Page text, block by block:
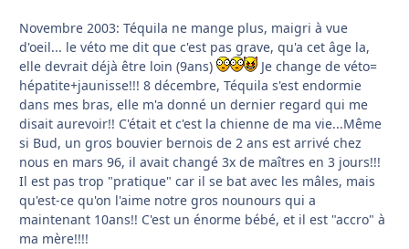
Novembre 2003: Téquila ne mange plus, maigri à vue
d'oeil... le véto me dit que c'est pas grave, qu'a cet âge la,
elle devrait déjà être loin (9ans)
Je change de véto=
hépatite+jaunisse!!! 8 décembre, Téquila s'est endormie
dans mes bras, elle m'a donné un dernier regard qui me
disait aurevoir!! C'était et c'est la chienne de ma vie...Même
si Bud, un gros bouvier bernois de 2 ans est arrivé chez
nous en mars 96, il avait changé 3x de maîtres en 3 jours!!!
Il est pas trop "pratique" car il se bat avec les mâles, mais
qu'est-ce qu'on l'aime notre gros nounours qui a
maintenant 10ans!! C'est un énorme bébé, et il est "accro" à
ma mère!!!!